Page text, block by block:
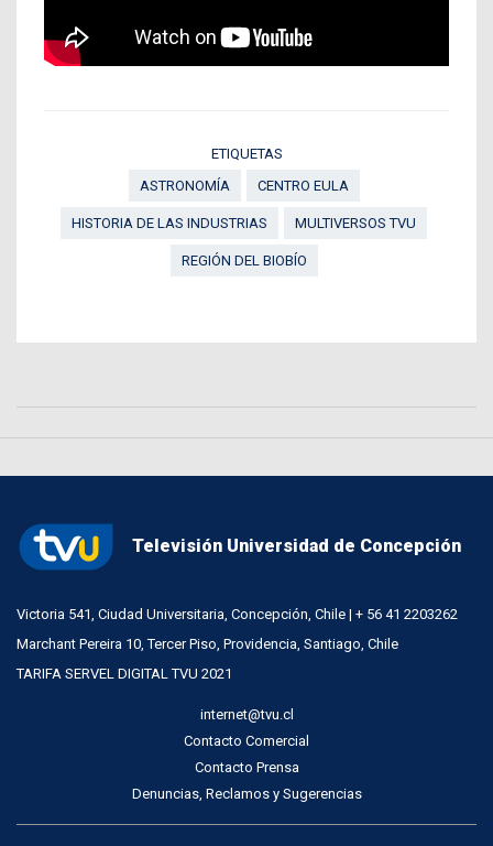
ETIQUETAS
ASTRONOMÍA
CENTRO EULA
HISTORIA DE LAS INDUSTRIAS MULTIVERSOS TVU
REGIÓN DEL BIOBÍO
Televisión Universidad de Concepción
Victoria 541, Ciudad Universitaria, Concepción, Chile | + 56 41 2203262
Marchant Pereira 10, Tercer Piso, Providencia, Santiago, Chile
TARIFA SERVEL DIGITAL TVU 2021
internet@tvu.cl
Contacto Comercial
Contacto Prensa
Denuncias, Reclamos y Sugerencias